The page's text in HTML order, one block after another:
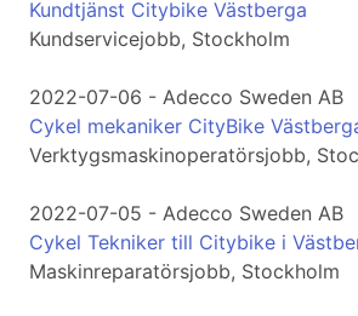
Kundtjänst Citybike Västberga
Kundservicejobb, Stockholm
2022-07-06 - Adecco Sweden AB
Cykel mekaniker CityBike
Verktygsmaskinoperatörsjobb,
2022-07-05 - Adecco Sweden AB
Cykel Tekniker till Citybike i
Maskinreparatörsjobb, Stockholm